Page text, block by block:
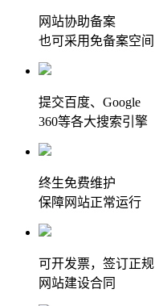
网站协助备案
也可采用免备案空间
提交百度、Google
360等各大搜索引擎
终生免费维护
保障网站正常运行
可开发票，签订正规
网站建设合同